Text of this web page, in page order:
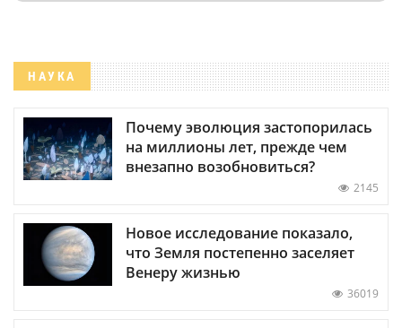
НАУКА
Почему эволюция застопорилась
на миллионы лет, прежде чем
внезапно возобновиться?
2145
Новое исследование показало,
что Земля постепенно заселяет
Венеру жизнью
36019